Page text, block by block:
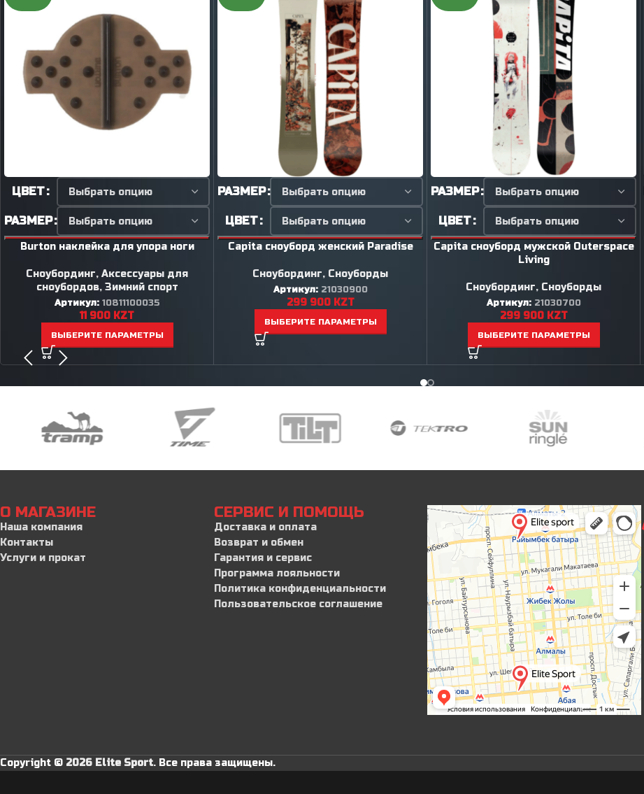
ЦВЕТ
РАЗМЕР
Burton наклейка для упора ноги
Сноубординг, Аксессуары для
сноубордов, Зимний спорт
Артикул: 10811100035
11 900 KZT
ВЫБЕРИТЕ ПАРАМЕТРЫ
РАЗМЕР
ЦВЕТ
Capita сноуборд женский Paradise
Сноубординг, Сноуборды
Артикул: 21030900
299 900 KZT
ВЫБЕРИТЕ ПАРАМЕТРЫ
РАЗМЕР
ЦВЕТ
Capita сноуборд мужской Outerspace
Living
Сноубординг, Сноуборды
Артикул: 21030700
299 900 KZT
ВЫБЕРИТЕ ПАРАМЕТРЫ
О МАГАЗИНЕ
Наша компания
Контакты
Услуги и прокат
СЕРВИС И ПОМОЩЬ
Доставка и оплата
Возврат и обмен
Гарантия и сервис
Программа лояльности
Политика конфиденциальности
Пользовательское соглашение
Copyright © 2026 Elite Sport. Все права защищены.